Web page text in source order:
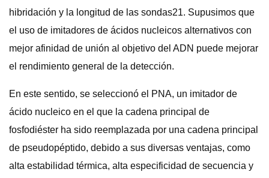
hibridación y la longitud de las sondas21. Supusimos que
el uso de imitadores de ácidos nucleicos alternativos con
mejor afinidad de unión al objetivo del ADN puede mejorar
el rendimiento general de la detección.
En este sentido, se seleccionó el PNA, un imitador de
ácido nucleico en el que la cadena principal de
fosfodiéster ha sido reemplazada por una cadena principal
de pseudopéptido, debido a sus diversas ventajas, como
alta estabilidad térmica, alta especificidad de secuencia y